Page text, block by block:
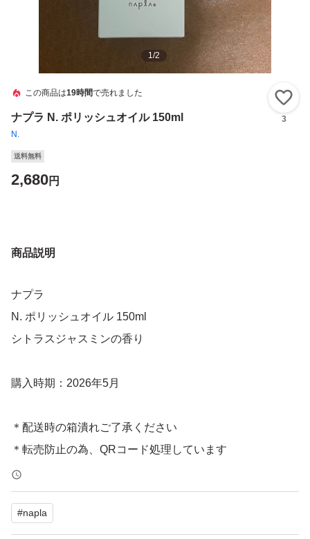
1/2
この商品は19時間で売れました
ナプラ N. ポリッシュオイル 150ml
N.
3
送料無料
2,680円
商品説明
ナプラ
N. ポリッシュオイル 150ml
シトラスジャスミンの香り
購入時期：2026年5月
＊配送時の箱潰れご了承ください
＊転売防止の為、QRコード処理しています
＊簡易包装にて発送いたします
#napla